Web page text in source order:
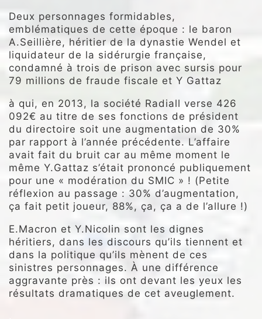
Deux personnages formidables,
emblématiques de cette époque : le baron
A.Seillière, héritier de la dynastie Wendel et
liquidateur de la sidérurgie française,
condamné à trois de prison avec sursis pour
79 millions de fraude fiscale et Y Gattaz
à qui, en 2013, la société Radiall verse 426
092€ au titre de ses fonctions de président
du directoire soit une augmentation de 30%
par rapport à l’année précédente. L’affaire
avait fait du bruit car au même moment le
même Y.Gattaz s’était prononcé publiquement
pour une « modération du SMIC » ! (Petite
réflexion au passage : 30% d’augmentation,
ça fait petit joueur, 88%, ça, ça a de l’allure !)
E.Macron et Y.Nicolin sont les dignes
héritiers, dans les discours qu’ils tiennent et
dans la politique qu’ils mènent de ces
sinistres personnages. À une différence
aggravante près : ils ont devant les yeux les
résultats dramatiques de cet aveuglement.